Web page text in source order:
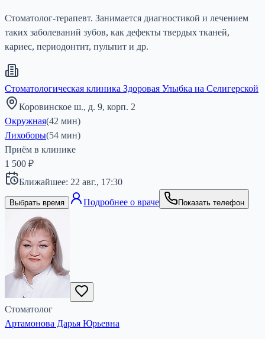
Стоматолог-терапевт. Занимается диагностикой и лечением
таких заболеваний зубов, как дефекты твердых тканей,
кариес, периодонтит, пульпит и др.
Стоматологическая клиника Здоровая Улыбка на Селигерской
Коровинское ш., д. 9, корп. 2
Окружная(42 мин)
Лихоборы(54 мин)
Приём в клинике
1 500 ₽
Ближайшее: 22 авг., 17:30
Выбрать время Подробнее о враче Показать телефон
Стоматолог
Артамонова Дарья Юрьевна